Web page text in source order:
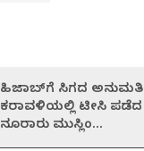
ಹಿಜಾಬ್‌ಗೆ ಸಿಗದ ಅನುಮತಿ
ಕರಾವಳಿಯಲ್ಲಿ ಟೀಸಿ ಪಡೆದ
ನೂರಾರು ಮುಸ್ಲಿಂ